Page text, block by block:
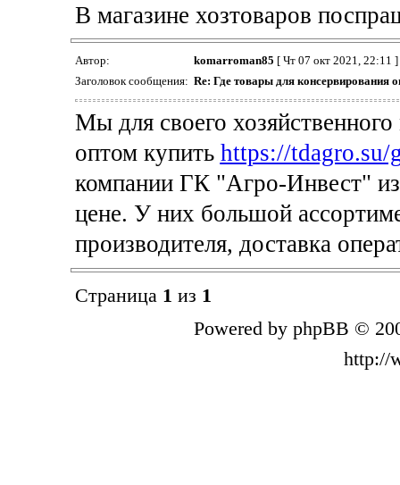
В магазине хозтоваров
Автор: komarroman85 [ Чт 07 окт 2021, 22:11 ]
Заголовок сообщения: Re: Где товары для консервирования
Мы для своего
оптом купить https://tdagro.su/
компании ГК "Агро-Инвест"
цене. У них большой
производителя, доставка
Страница 1 из 1
Powered by phpBB ©
http://